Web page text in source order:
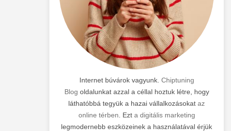
Internet búvárok vagyunk. Chiptuning
Blog oldalunkat azzal a céllal hoztuk létre, hogy
láthatóbbá tegyük a hazai vállalkozásokat az
online térben . Ezt a digitális marketing
legmodernebb eszközeinek a használatával érjük